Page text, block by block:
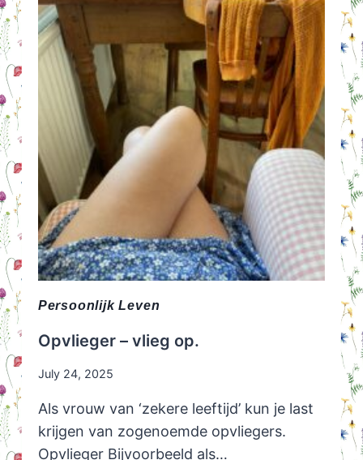
MIJ
Persoonlijk Leven
Opvlieger – vlieg op.
July 24, 2025
Als vrouw van ‘zekere leeftijd’ kun je last
krijgen van zogenoemde opvliegers.
Opvlieger Bijvoorbeeld als…